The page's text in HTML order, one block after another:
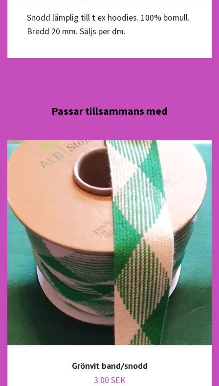
Snodd lämplig till t ex hoodies. 100% bomull.
Bredd 20 mm. Säljs per dm.
Grönvit band/snodd
3.00 SEK